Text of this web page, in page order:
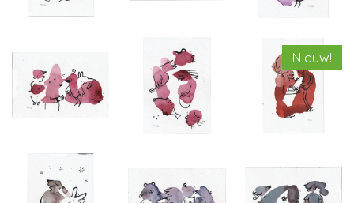
Nieuw!